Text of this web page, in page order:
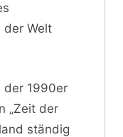
der Welt
der 1990er
„Zeit der
ständig